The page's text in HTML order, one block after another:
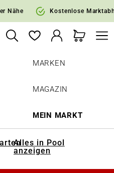
springen
Nähe Kostenlose
MARKEN
MAGAZIN
MEIN MARKT
Alles in Pool
anzeigen